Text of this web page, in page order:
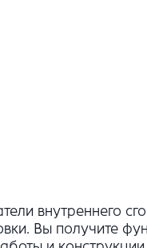
внутреннего
Вы получите